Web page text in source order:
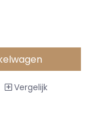
Vergelijk